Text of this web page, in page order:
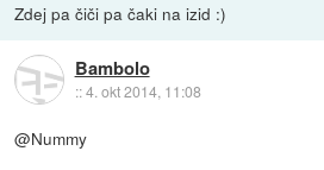
Zdej pa čiči pa čaki na izid :)
Bambolo
::4. okt 2014, 11:08
@Nummy